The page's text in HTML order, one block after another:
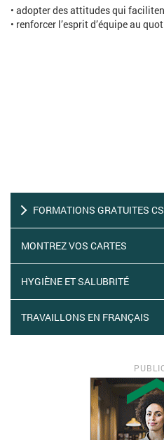
• adopter des attitudes qui
• renforcer l’esprit d’équipe au
FORMATIONS GRATUITES
MONTREZ VOS CARTES
HYGIÈNE ET SALUBRITÉ
TRAVAILLONS EN FRANÇAIS